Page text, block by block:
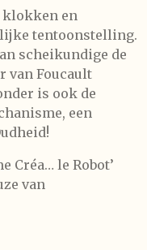
klokken en
tentoonstelling.
scheikundige de
van Foucault
is ook de
een
Créa… le Robot’
van